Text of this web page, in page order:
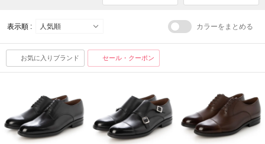
表示順 : カラーをまとめる
お気に入りブランド セール・クーポン